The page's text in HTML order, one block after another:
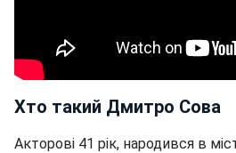
Хто такий Дмитро Сова
Акторові 41 рік, народився в